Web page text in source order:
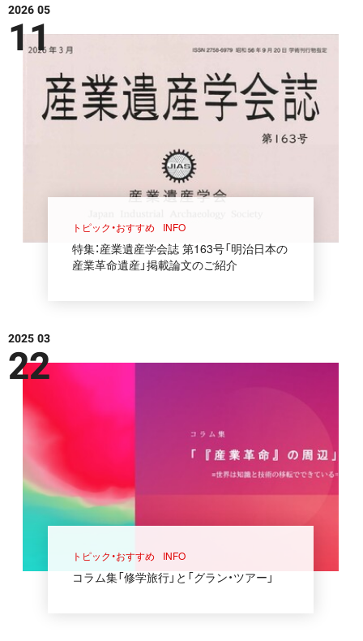
2026 05
11
トピック・おすすめ INFO
特集：産業遺産学会誌 第163号「明治日本の
産業革命遺産」掲載論文のご紹介
2025 03
22
トピック・おすすめ INFO
コラム集「修学旅行」と「グラン・ツアー」